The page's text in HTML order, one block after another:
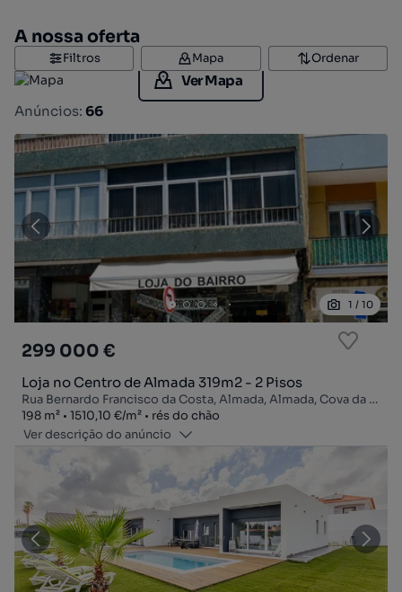
A nossa oferta
Filtros Mapa Ordenar
Ver Mapa
Anúncios: 66
1 / 10
299 000 €
Loja no Centro de Almada 319m2 - 2 Pisos
Rua Bernardo Francisco da Costa, Almada, Almada, Cova da Piedade, Pragal e Cacilhas, Almada, Setúbal
Zona
198 m²
Preço por metro quadrado
1510,10 €/m²
Andar
rés do chão
Ver descrição do anúncio